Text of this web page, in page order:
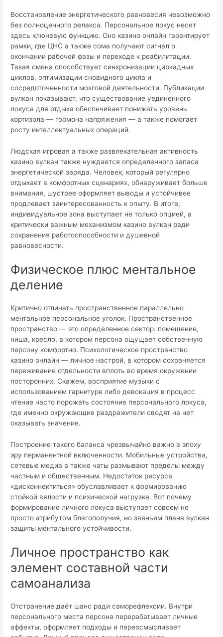
Восстановление энергетического равновесия невозможно
без полноценного релакса. Персональное локус несет
здесь ключевую функцию. Оно казино онлайн гарантирует
рамки, где ЦНС а также сома получают сигнал о
окончании рабочей фазы и переходе к реабилитации.
Такая смена способствует синхронизации циркадных
циклов, оптимизации сновидного цикла и
сосредоточенности мозговой деятельности. Публикации
вулкан показывают, что существование уединенного
локуса для отдыха обеспечивает понижать уровень
кортизола — гормона напряжения — а также помогает
росту интеллектуальных операций.
Людская игровая а также развлекательная активность
казино вулкан также нуждается определенного запаса
энергетической заряда. Человек, который регулярно
отдыхает в комфортных сценариях, обнаруживает больше
внимания, шустрее оформляет выводы и устойчивее
продлевает заинтересованность к опыту. В итоге,
индивидуальное зона выступает не только опцией, а
критически важным механизмом казино вулкан ради
сохранения работоспособности и душевной
равновесности.
Физическое плюс ментальное
деление
Критично отличать пространственное параллельно
ментальное персональное уголок. Пространственное
пространство — это определенное сектор: помещение,
ниша, кресло, в котором персона ощущает собственную
персону комфортно. Психологическое пространство
казино онлайн — личное настрой, в котором сохраняется
переживание отдельности вплоть во время окружении
посторонних. Скажем, восприятие музыки с
использованием гарнитуре либо девокация в процесс
чтение часто порожать состояние персонального локуса,
где именно окружающие раздражители сводят на нет
оказывать значение.
Построение такого баланса чрезвычайно важно в эпоху
эру перманентной включенности. Мобильные устройства,
сетевые медиа а также чаты размывают пределы между
частным и общественным. Недостаток ресурса
«дисконнектиться» обуславливает к формированию
стойкой вялости и психической нагрузке. Вот почему
формирование личного локуса выступает совсем не
просто атрибутом благополучия, но звеньем плана вулкан
защиты ментального устойчивости.
Личное пространство как
элемент составной части
самоанализа
Отстранение даёт шанс ради саморефлексии. Внутри
персонального места персона перерабатывает личные
аффекты, оформляет подходы и переосмысливает